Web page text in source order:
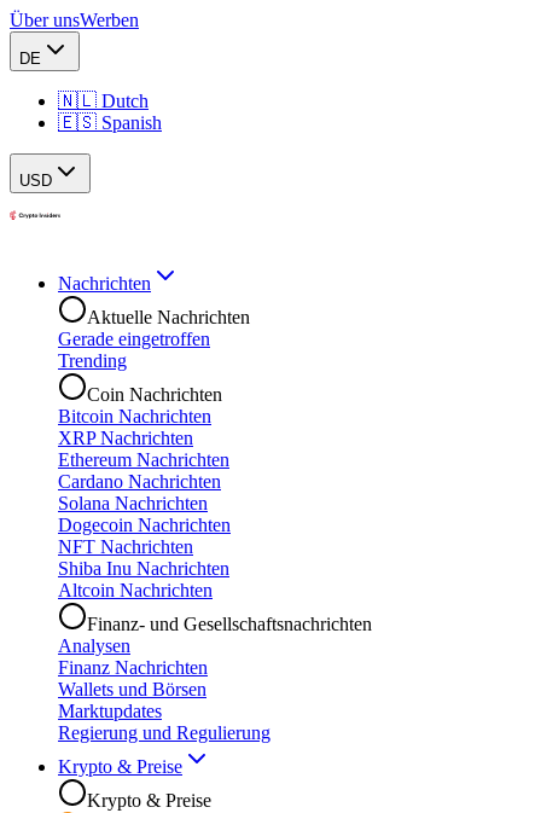
Über unsWerben
DE
🇳🇱 Dutch
🇪🇸 Spanish
USD
Nachrichten
Aktuelle Nachrichten
Gerade eingetroffen
Trending
Coin Nachrichten
Bitcoin Nachrichten
XRP Nachrichten
Ethereum Nachrichten
Cardano Nachrichten
Solana Nachrichten
Dogecoin Nachrichten
NFT Nachrichten
Shiba Inu Nachrichten
Altcoin Nachrichten
Finanz- und Gesellschaftsnachrichten
Analysen
Finanz Nachrichten
Wallets und Börsen
Marktupdates
Regierung und Regulierung
Krypto & Preise
Krypto & Preise